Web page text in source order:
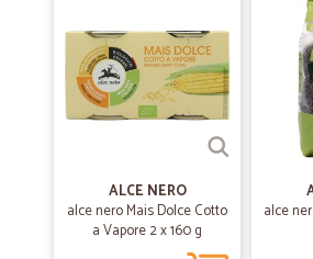
—.
Ottimo servizio
Rapidi, veloci e attenti! Ho ordinato una
tutto è arrivato completamente sigillato e
Erminia A.
ALCE NERO
alce nero Mais Dolce Cotto
a Vapore 2 x 160 g
alce